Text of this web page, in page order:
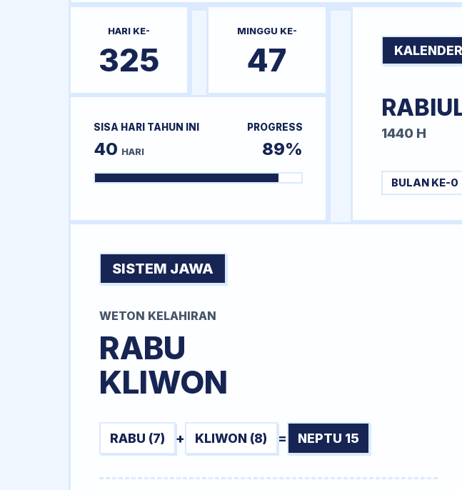
HARI KE-
325
MINGGU KE-
47
SISA HARI TAHUN INI
40 HARI
PROGRESS
89%
1440 H
BULAN KE-0
SISTEM JAWA
WETON KELAHIRAN
RABU
KLIWON
RABU (7) + KLIWON (8) = NEPTU 15